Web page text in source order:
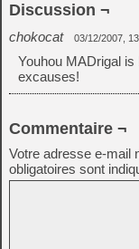
Discussion ¬
chokocat 03/12/2007,
Youhou MADrigal
excauses!
Commentaire ¬
Votre adresse e-mail
obligatoires sont